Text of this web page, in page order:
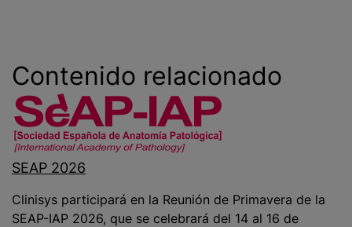
Contenido relacionado
SEAP 2026
Clinisys participará en la Reunión de Primavera de la
SEAP-IAP 2026, que se celebrará del 14 al 16 de